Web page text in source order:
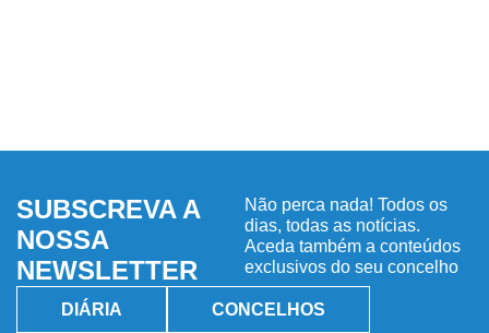
SUBSCREVA A
NOSSA
NEWSLETTER
Não perca nada! Todos os
dias, todas as notícias.
Aceda também a conteúdos
exclusivos do seu concelho
DIÁRIA CONCELHOS